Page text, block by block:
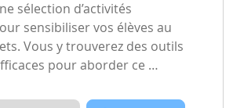
sélection d’activités
sensibiliser vos élèves au
Vous y trouverez des outils
pour aborder ce …